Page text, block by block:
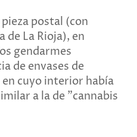
postal (con
de La Rioja), en
gendarmes
de envases de
cuyo interior había
a la de "cannabis